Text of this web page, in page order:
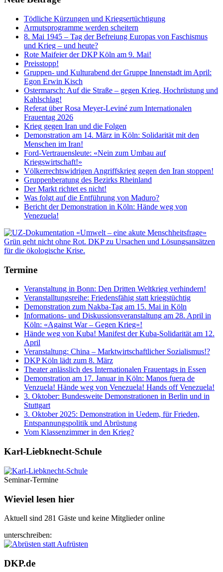
Tödliche Kürzungen und Kriegsertüchtigung
Armutsprogramme werden scheitern
8. Mai 1945 – Tag der Befreiung Europas von Faschismus
und Krieg – und heute?
Rote Maifeier der DKP Köln am 9. Mai!
Preisstopp!
Gruppen- und Kulturabend der Gruppe Innenstadt im April:
Egon Erwin Kisch
Ostermarsch: Auf die Straße – gegen Krieg, Hochrüstung und
Kahlschlag!
Referat über Rosa Meyer-Leviné zum Internationalen
Frauentag 2026
Krieg gegen Iran und die Folgen
Demonstration am 14. März in Köln: Solidarität mit den
Menschen im Iran!
Ford-Vertrauensleute: «Nein zum Umbau auf
Kriegswirtschaft!»
Völkerrechtswidrigen Angriffskrieg gegen den Iran stoppen!
Gruppenberatung des Bezirks Rheinland
Der Markt richtet es nicht!
Was folgt auf die Entführung von Maduro?
Bericht der Demonstration in Köln: Hände weg von
Venezuela!
Termine
Veranstaltung in Bonn: Den Dritten Weltkrieg verhindern!
Veranstalltungsreihe: Friedensfähig statt kriegstüchtig
Demonstration zum Nakba-Tag am 15. Mai in Köln
Informations- und Diskussionsveranstaltung am 28. April in
Köln: «Against War – Gegen Krieg»!
Hände weg von Kuba! Manifest der Kuba-Solidarität am 12.
April
Veranstaltung: China – Marktwirtschaftlicher Sozialismus!?
DKP Köln lädt zum 8. März
Theater anlässlich des Internationalen Frauentags in Essen
Demonstration am 17. Januar in Köln: Manos fuera de
Venzuela! Hände weg von Venezuela! Hands off Venezuela!
3. Oktober: Bundesweite Demonstrationen in Berlin und in
Stuttgart
3. Oktober 2025: Demonstration in Uedem, für Frieden,
Entspannungspolitik und Abrüstung
Vom Klassenzimmer in den Krieg?
Karl-Liebknecht-­Schule
Seminar-Termine
Wieviel lesen hier
Aktuell sind 281 Gäste und keine Mitglieder online
unterschreiben:
DKP.de